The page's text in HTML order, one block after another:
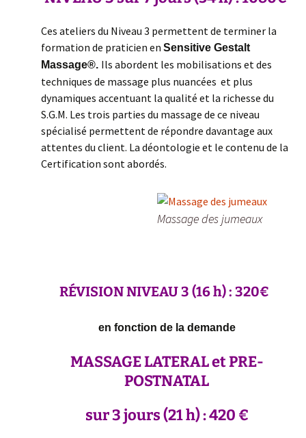
Ces ateliers du Niveau 3 permettent de terminer la
formation de praticien en Sensitive Gestalt
Massage®. Ils abordent les mobilisations et des
techniques de massage plus nuancées et plus
dynamiques accentuant la qualité et la richesse du
S.G.M. Les trois parties du massage de ce niveau
spécialisé permettent de répondre davantage aux
attentes du client. La déontologie et le contenu de la
Certification sont abordés.
Massage des jumeaux
RÉVISION NIVEAU 3 (16 h) : 320€
en fonction de la demande
MASSAGELATERAL et PRE-
POSTNATAL
sur 3 jours(21 h) : 420 €